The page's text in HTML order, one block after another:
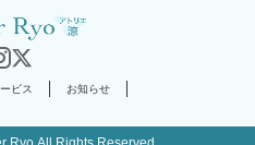
ビス お知らせ